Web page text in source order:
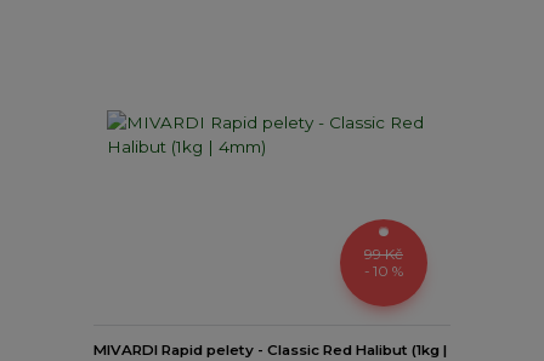
99 Kč
- 10 %
MIVARDI Rapid pelety - Classic Red Halibut (1kg |